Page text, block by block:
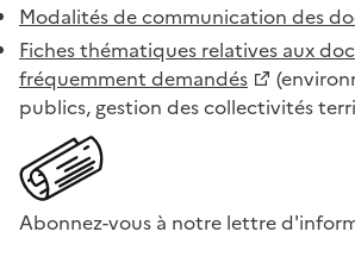
Modalités de communication des
Fiches thématiques relatives aux
fréquemment demandés
publics, gestion des collectivités
Abonnez-vous à notre lettre